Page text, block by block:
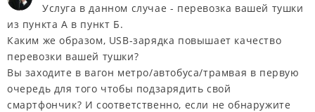
Услуга в данном случае - перевозка вашей тушки
из пункта А в пункт Б.
Каким же образом, USB-зарядка повышает качество
перевозки вашей тушки?
Вы заходите в вагон метро/автобуса/трамвая в первую
очередь для того чтобы подзарядить свой
смартфончик? И соответственно, если не обнаружите